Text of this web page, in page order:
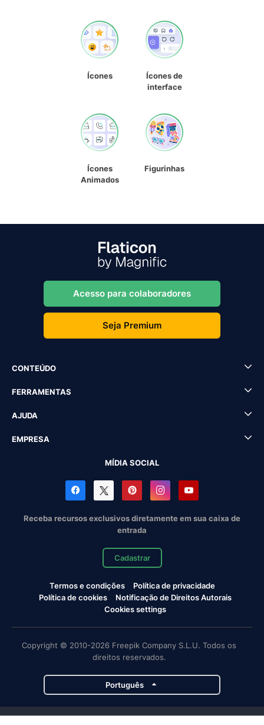
Ícones
Ícones de
interface
Ícones
Animados
Figurinhas
Acesso para colaboradores
Seja Premium
CONTEÚDO
FERRAMENTAS
AJUDA
EMPRESA
MÍDIA SOCIAL
Receba recursos exclusivos diretamente em sua caixa de
entrada
Cadastrar
Termos e condições
Política de privacidade
Política de cookies
Notificação de Direitos Autorais
Cookies settings
Copyright © 2010-2026 Freepik Company S.L.U. Todos os
direitos reservados.
Português